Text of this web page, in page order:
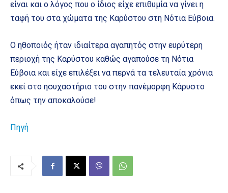
είναι και ο λόγος που ο ίδιος είχε επιθυμία να γίνει η
ταφή του στα χώματα της Καρύστου στη Νότια Εύβοια.
Ο ηθοποιός ήταν ιδιαίτερα αγαπητός στην ευρύτερη
περιοχή της Καρύστου καθώς αγαπούσε τη Νότια
Εύβοια και είχε επιλέξει να περνά τα τελευταία χρόνια
εκεί στο ησυχαστήριο του στην πανέμορφη Κάρυστο
όπως την αποκαλούσε!
Πηγή